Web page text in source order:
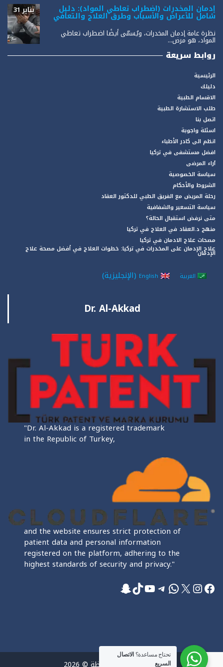
إدمان المخدرات (اضطراب تعاطي المواد): دليل
شامل للأعراض والأسباب وطرق العلاج والتعافي
يناير 31
نظرة عامة إدمان المخدرات، ويُسمّى أيضًا اضطراب تعاطي
المواد، هو مرض...
روابط سريعة
الرئيسية
دليلك
الاقسام الطبية
طلب الاستشارة الطبية
اتصل بنا
اسئلة واجوبة
انظم الى كادر الأطباء
افضل مستشفى في تركيا
آراء المرضى
سياسة الخصوصية
الشروط والأحكام
رحلة المريض مع الفريق الطبي للدكتور العقاد
سياسة التسعير والشفافية
متى نرفض استقبال الحالة؟
منهج د.العقاد في العلاج في تركيا
مصحات علاج الادمان في تركيا
علاج الإدمان على المخدرات في تركيا: خطوات العلاج في أفضل مصحة علاج
الإدمان
العربية English
(الإنجليزية)
Dr. Al-Akkad
"Dr. Al-Akkad is a registered trademark
in the Republic of Turkey,
and the website ensures strict protection of
patient data and personal information
registered on the platform, adhering to the
highest standards of security and privacy."
فيسبوك
إنستجرام
إكسواتساب
تيليجرام
يوتيوب
تيك توك
سناب شات
تحتاج مساعدة؟ الاتصال
السريع